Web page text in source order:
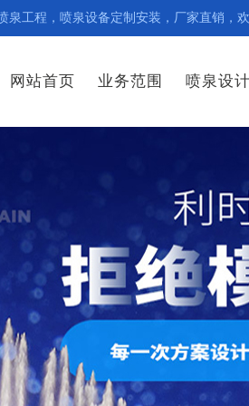
工程，喷泉设备定制安装，厂家直销，
网站首页 业务范围 喷泉设计